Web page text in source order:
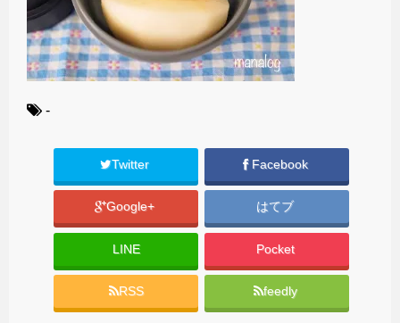
-
Twitter Facebook
Google+ はてブ
LINE Pocket
RSS feedly